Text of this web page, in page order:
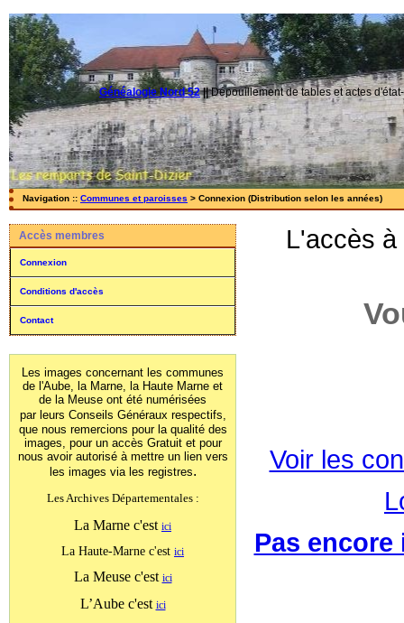
Généalogie Nord 52||Dépouillement de tables et actes
Navigation :: Communes et paroisses > Connexion (Distribution selon les années)
Accès membres
Connexion
Conditions d'accès
Contact
Les images concernant les communes
de l'Aube, la Marne, la Haute Marne et
de la Meuse ont été numérisées
par leurs Conseils Généraux respectifs,
que nous remercions pour la qualité des
images, pour un accès Gratuit et pour
nous avoir autorisé à mettre un lien vers
les images via les registres.
Les Archives Départementales :
La Marne c'est ici
La Haute-Marne c'est ici
La Meuse c'est ici
L’Aube c'est ici
L'accès
Voir les
Pas